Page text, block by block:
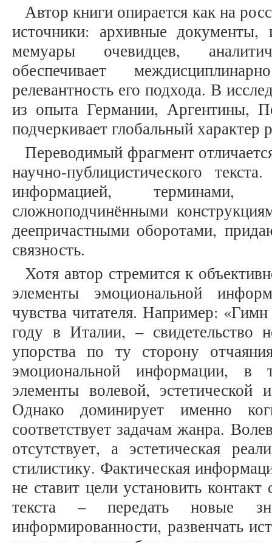
Автор книги опирается как на
источники: архивные документы,
мемуары очевидцев,
обеспечивает
релевантность его подхода. В
из опыта Германии, Аргентины,
подчеркивает глобальный характер
Переводимый фрагмент
научно-публицистического
информацией, терминами,
сложноподчинёнными
деепричастными оборотами,
связность.
Хотя автор стремится к
элементы эмоциональной
чувства читателя. Например:
году в Италии, – свидетельство
упорства по ту сторону
эмоциональной информации, в
элементы волевой, эстетической
Однако доминирует именно
соответствует задачам жанра.
отсутствует, а эстетическая
стилистику. Фактическая
не ставит цели установить
текста – передать новые
информированности, развенчать